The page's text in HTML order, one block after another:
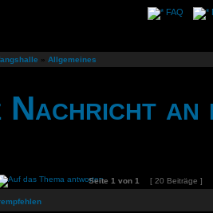
FAQ
» Allgemeines
Nachricht an
Seite 1 von 1 [ 20 Beiträge ]